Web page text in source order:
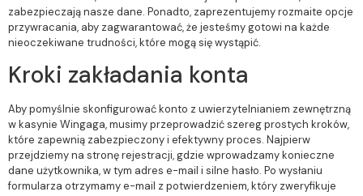
zabezpieczają nasze dane. Ponadto, zaprezentujemy rozmaite opcje
przywracania, aby zagwarantować, że jesteśmy gotowi na każde
nieoczekiwane trudności, które mogą się wystąpić.
Kroki zakładania konta
Aby pomyślnie skonfigurować konto z uwierzytelnianiem zewnętrzną
w kasynie Wingaga, musimy przeprowadzić szereg prostych kroków,
które zapewnią zabezpieczony i efektywny proces. Najpierw
przejdziemy na stronę rejestracji, gdzie wprowadzamy konieczne
dane użytkownika, w tym adres e-mail i silne hasło. Po wysłaniu
formularza otrzymamy e-mail z potwierdzeniem, który zweryfikuje